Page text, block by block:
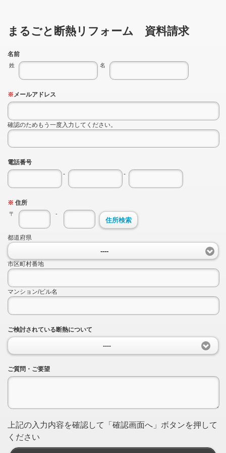
まるごと断熱リフォーム 資料請求
名前
姓 名
※ メールアドレス
確認のためもう一度入力してください。
電話番号
-
-
※ 住所
〒 -
住所検索
都道府県
----
市区町村番地
マンション/ビル名
ご検討されている断熱について
----
ご質問・ご要望
上記の入力内容を確認して「確認画面へ」ボタンを押して
ください